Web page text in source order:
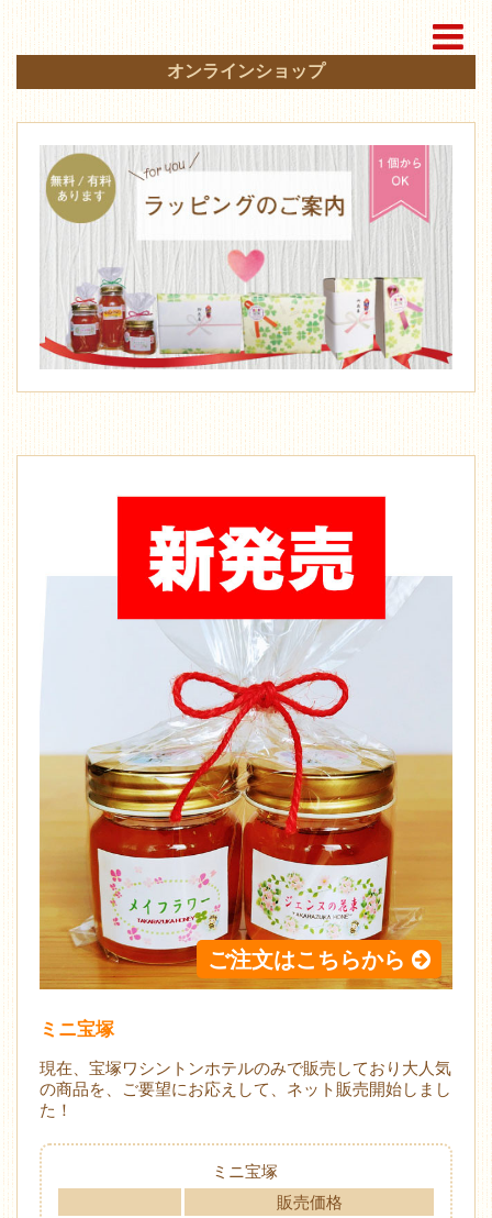
オンラインショップ
ご注文はこちらから
ミニ宝塚
現在、宝塚ワシントンホテルのみで販売しており大人気
の商品を、ご要望にお応えして、ネット販売開始しまし
た！
ミニ宝塚
販売価格